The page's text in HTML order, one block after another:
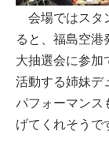
会場ではスタ
ると、福島空港
大抽選会に参加
活動する姉妹デ
パフォーマンス
げてくれそうで